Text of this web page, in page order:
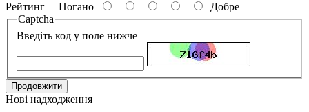
Рейтинг Погано
Добре
Captcha
Введіть код у поле нижче
Продовжити
Нові надходження